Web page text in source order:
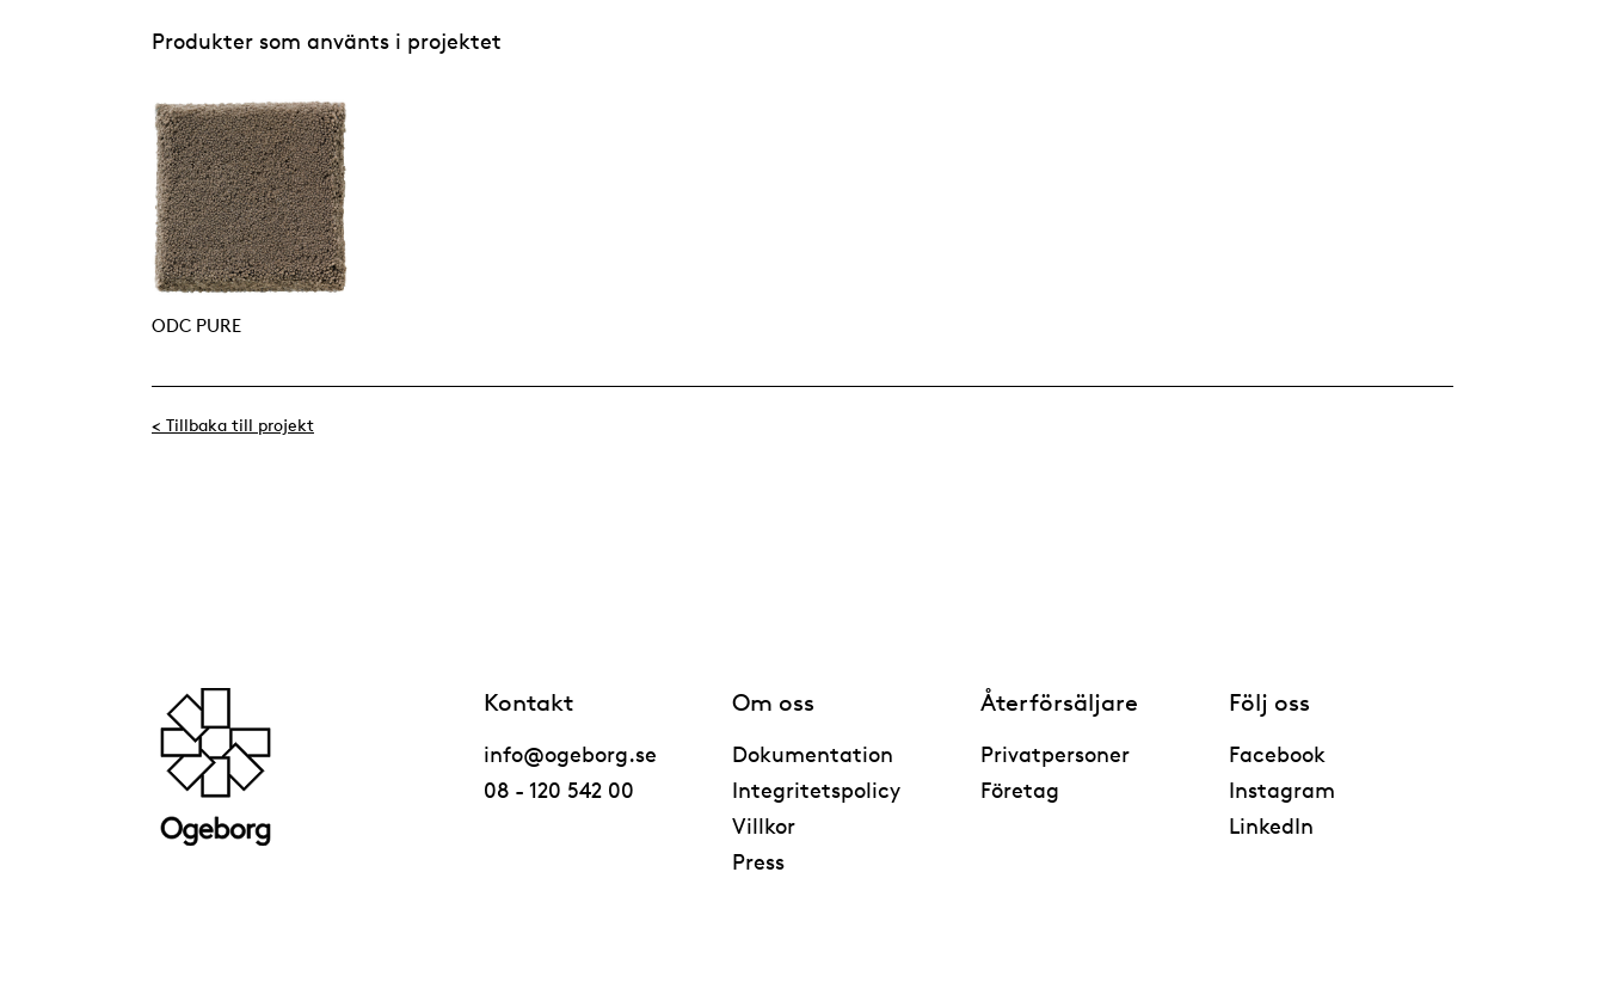
Produkter som använts i projektet
ODC PURE
< Tillbaka till projekt
Kontakt
info@ogeborg.se
08 - 120 542 00
Om oss
Dokumentation
Integritetspolicy
Villkor
Press
Återförsäljare
Privatpersoner
Företag
Följ oss
Facebook
Instagram
LinkedIn